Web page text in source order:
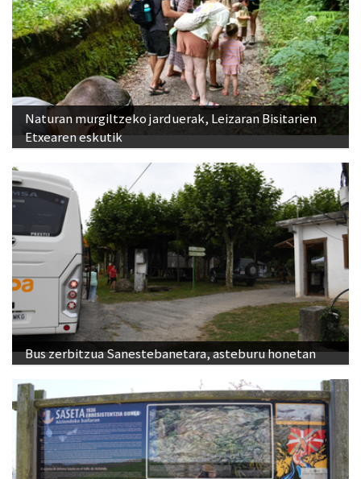
Naturan murgiltzeko jarduerak, Leizaran Bisitarien
Etxearen eskutik
Bus zerbitzua Sanestebanetara, asteburu honetan